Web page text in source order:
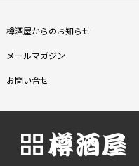
樽酒屋からのお知らせ
メールマガジン
お問い合せ